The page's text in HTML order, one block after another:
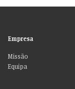
Empresa
Missão
Equipa